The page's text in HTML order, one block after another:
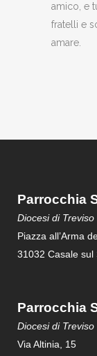
amico, e
fratelli e
amare.
Parrocchia
Diocesi di Treviso
Piazza all’Arma
31032 Casale sul
Parrocchia
Diocesi di Treviso
Via Altinia, 15